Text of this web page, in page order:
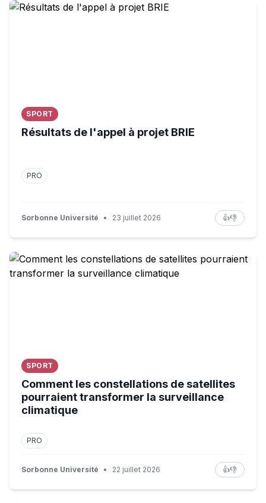
Résultats de l'appel à projet BRIE
SPORT
Résultats de l'appel à projet BRIE
PRO
Sorbonne Université • 23 juillet 2026 👍👎
Comment les constellations de satellites pourraient
SPORT
Comment les constellations de satellites
pourraient transformer la surveillance
climatique
PRO
Sorbonne Université • 22 juillet 2026 👍👎